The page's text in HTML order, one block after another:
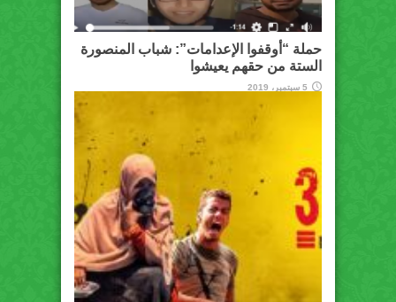
حملة “أوقفوا الإعدامات”: شباب المنصورة
الستة من حقهم يعيشوا
5 سبتمبر، 2019